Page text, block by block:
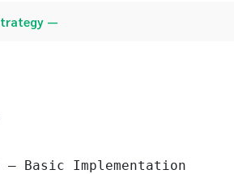
—
Basic Implementation